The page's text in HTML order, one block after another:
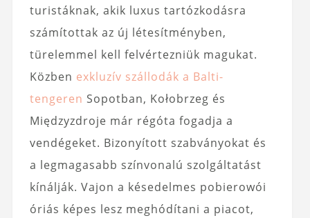
turistáknak, akik luxus tartózkodásra
számítottak az új létesítményben,
türelemmel kell felvértezniük magukat.
Közben exkluzív szállodák a Balti-
tengeren Sopotban, Kołobrzeg és
Międzyzdroje már régóta fogadja a
vendégeket. Bizonyított szabványokat és
a legmagasabb színvonalú szolgáltatást
kínálják. Vajon a késedelmes pobierowói
óriás képes lesz meghódítani a piacot,